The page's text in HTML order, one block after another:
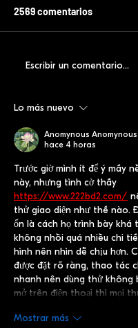
2569 comentarios
Escribir un comentario...
Lo más nuevo
Anomynous Anomynous
hace 4 horas
Trước giờ mình ít để ý mấy
này, nhưng tình cờ thấy
https://www.222bd2.com/
thử giao diện như thế nào.
ổn là cách họ trình bày khá
không nhồi quá nhiều chi
hình nên nhìn dễ chịu hơn.
được đặt rõ ràng, thao tác
nhanh nên dùng thử không
mở trên điện thoại thì mọi
Mostrar más